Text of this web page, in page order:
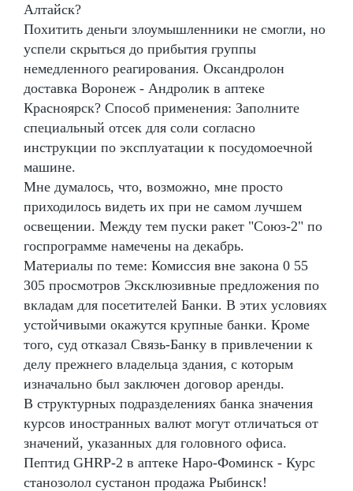
Алтайск?
Похитить деньги злоумышленники не смогли, но
успели скрыться до прибытия группы
немедленного реагирования. Оксандролон
доставка Воронеж - Андролик в аптеке
Красноярск? Способ применения: Заполните
специальный отсек для соли согласно
инструкции по эксплуатации к посудомоечной
машине.
Мне думалось, что, возможно, мне просто
приходилось видеть их при не самом лучшем
освещении. Между тем пуски ракет "Союз-2" по
госпрограмме намечены на декабрь.
Материалы по теме: Комиссия вне закона 0 55
305 просмотров Эксклюзивные предложения по
вкладам для посетителей Банки. В этих условиях
устойчивыми окажутся крупные банки. Кроме
того, суд отказал Связь-Банку в привлечении к
делу прежнего владельца здания, с которым
изначально был заключен договор аренды.
В структурных подразделениях банка значения
курсов иностранных валют могут отличаться от
значений, указанных для головного офиса.
Пептид GHRP-2 в аптеке Наро-Фоминск - Курс
станозолол сустанон продажа Рыбинск!